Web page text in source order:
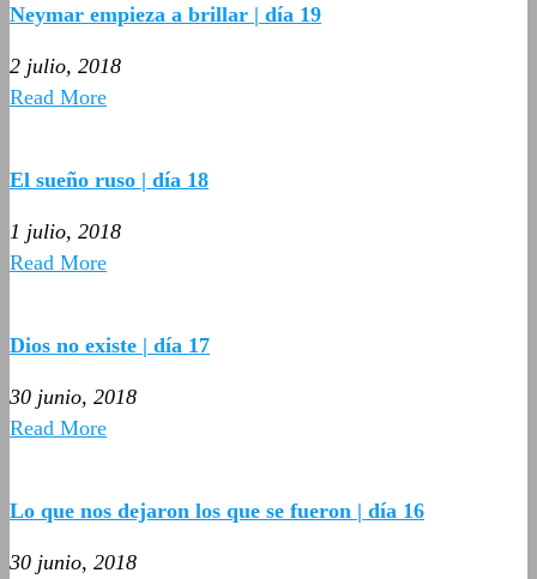
Neymar empieza a brillar | día 19
2 julio, 2018
Read More
El sueño ruso | día 18
1 julio, 2018
Read More
Dios no existe | día 17
30 junio, 2018
Read More
Lo que nos dejaron los que se fueron | día 16
30 junio, 2018